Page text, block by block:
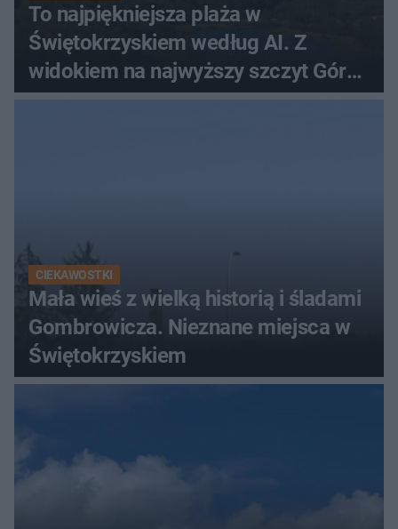
To najpiękniejsza plaża w
Świętokrzyskiem według AI. Z
widokiem na najwyższy szczyt Gór
Świętokrzyskich
CIEKAWOSTKI
Mała wieś z wielką historią i śladami
Gombrowicza. Nieznane miejsca w
Świętokrzyskiem